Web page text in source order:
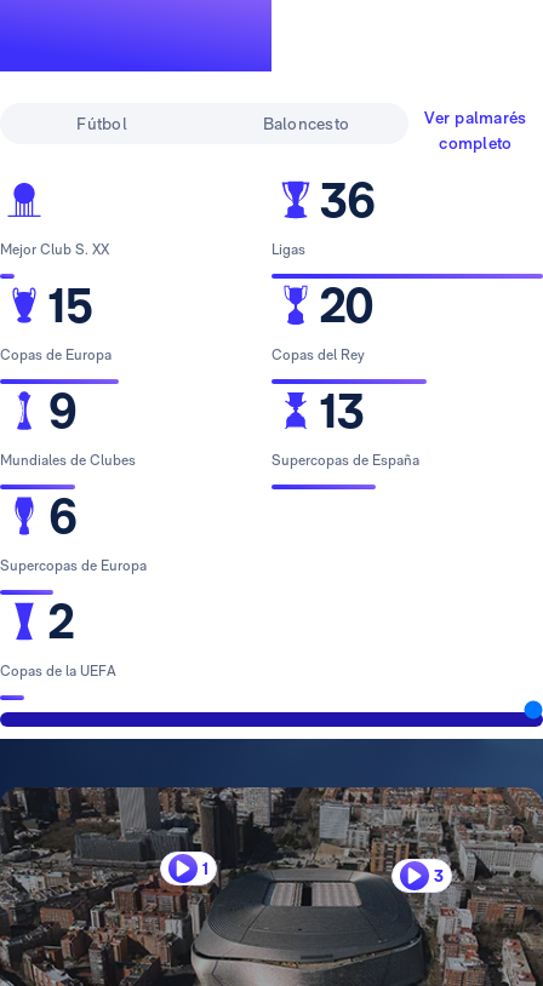
Fútbol Baloncesto
Ver palmarés
completo
Mejor Club S. XX
15
Copas de Europa
9
Mundiales de Clubes
6
Supercopas de Europa
2
Copas de la UEFA
36
Ligas
20
Copas del Rey
13
Supercopas de España
1 3